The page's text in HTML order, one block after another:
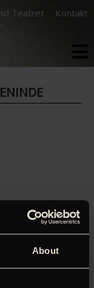
About
Teatret Kontakt